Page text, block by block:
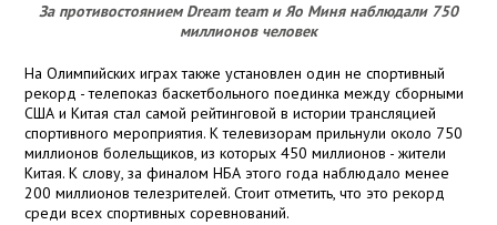
За противостоянием Dream team и Яо Миня наблюдали 750
миллионов человек
На Олимпийских играх также установлен один не спортивный
рекорд - телепоказ баскетбольного поединка между сборными
США и Китая стал самой рейтинговой в истории трансляцией
спортивного мероприятия. К телевизорам прильнули около 750
миллионов болельщиков, из которых 450 миллионов - жители
Китая. К слову, за финалом НБА этого года наблюдало менее
200 миллионов телезрителей. Стоит отметить, что это рекорд
среди всех спортивных соревнований.